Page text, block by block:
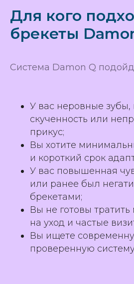
Для кого
брекеты
Система Damon Q
У вас неровные
скученность или
прикус;
Вы хотите
и короткий срок
У вас повышенная
или ранее был
брекетами;
Вы не готовы
на уход и частые
Вы ищете
проверенную